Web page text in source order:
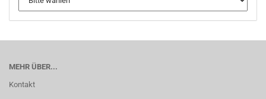
MEHR ÜBER...
Kontakt